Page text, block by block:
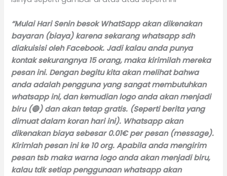
“Mulai Hari Senin besok WhatSapp akan dikenakan
bayaran (biaya) karena sekarang whatsapp sdh
diakuisisi oleh Facebook. Jadi kalau anda punya
kontak sekurangnya 15 orang, maka kirimilah mereka
pesan ini. Dengan begitu kita akan melihat bahwa
anda adalah pengguna yang sangat membutuhkan
whatsapp ini, dan kemudian logo anda akan menjadi
biru (🔵) dan akan tetap gratis. (Seperti berita yang
dimuat dalam koran hari ini). Whatsapp akan
dikenakan biaya sebesar 0.01€ per pesan (message).
Kirimlah pesan ini ke 10 org. Apabila anda mengirim
pesan tsb maka warna logo anda akan menjadi biru,
kalau tdk setiap penggunaan whatsapp akan